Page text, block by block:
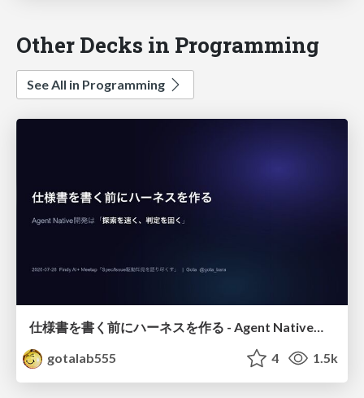
Other Decks in Programming
See All in Programming
仕様書を書く前にハーネスを作る - Agent Native開発は「探索を速く、判定を固く」
gotalab555
4 1.5k